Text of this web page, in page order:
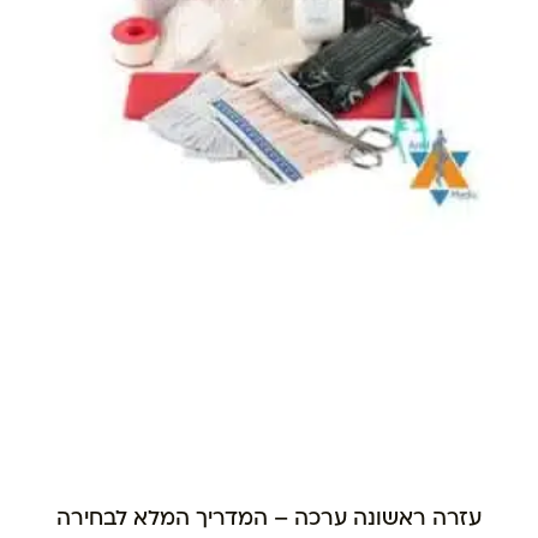
עזרה ראשונה ערכה – המדריך המלא לבחירה